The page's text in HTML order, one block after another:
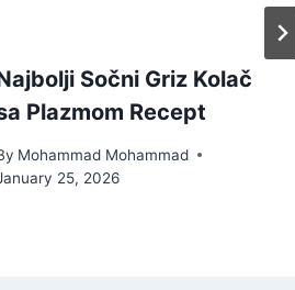
Sočni Griz Kolač
Plazmom Recept
Mohammad Mohammad
25, 2026